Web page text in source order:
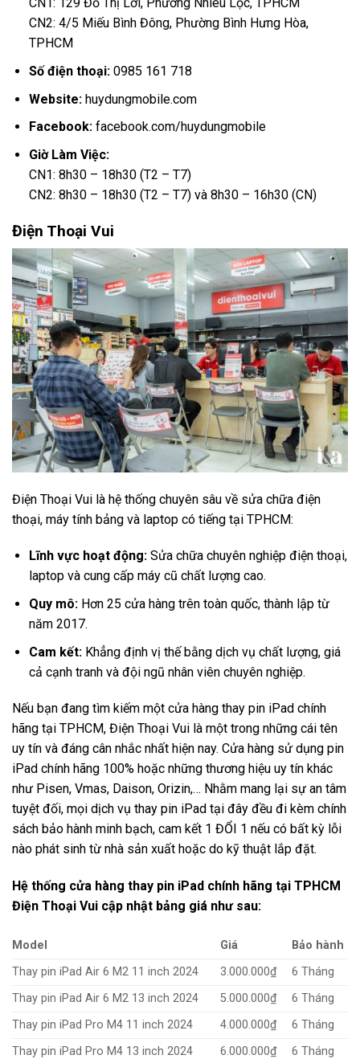
CN1: 129 Đỗ Thị Lời, Phường Nhiêu Lộc, TPHCM
CN2: 4/5 Miếu Bình Đông, Phường Bình Hưng Hòa,
TPHCM
Số điện thoại:0985 161 718
Website:huydungmobile.com
Facebook: facebook.com/huydungmobile
Giờ Làm Việc:
CN1: 8h30 – 18h30 (T2 – T7)
CN2: 8h30 – 18h30 (T2 – T7) và 8h30 – 16h30 (CN)
Điện Thoại Vui
Điện Thoại Vui là hệ thống chuyên sâu về sửa chữa điện
thoại, máy tính bảng và laptop có tiếng tại TPHCM:
Lĩnh vực hoạt động: Sửa chữa chuyên nghiệp điện thoại,
laptop và cung cấp máy cũ chất lượng cao.
Quy mô: Hơn 25 cửa hàng trên toàn quốc, thành lập từ
năm 2017.
Cam kết: Khẳng định vị thế bằng dịch vụ chất lượng, giá
cả cạnh tranh và đội ngũ nhân viên chuyên nghiệp.
Nếu bạn đang tìm kiếm một cửa hàng thay pin iPad chính
hãng tại TPHCM, Điện Thoại Vui là một trong những cái tên
uy tín và đáng cân nhắc nhất hiện nay. Cửa hàng sử dụng pin
iPad chính hãng 100% hoặc những thương hiệu uy tín khác
như Pisen, Vmas, Daison, Orizin,… Nhằm mang lại sự an tâm
tuyệt đối, mọi dịch vụ thay pin iPad tại đây đều đi kèm chính
sách bảo hành minh bạch, cam kết 1 ĐỔI 1 nếu có bất kỳ lỗi
nào phát sinh từ nhà sản xuất hoặc do kỹ thuật lắp đặt.
Hệ thống cửa hàng thay pin iPad chính hãng tại TPHCM
Điện Thoại Vui cập nhật bảng giá như sau:
Model Giá
Bảo hành
Thay pin iPad Air 6 M2 11 inch 2024
3.000.000₫
6 Tháng
Thay pin iPad Air 6 M2 13 inch 2024
5.000.000₫
6 Tháng
Thay pin iPad Pro M4 11 inch 2024
4.000.000₫
6 Tháng
Thay pin iPad Pro M4 13 inch 2024
6.000.000₫ 6 Tháng